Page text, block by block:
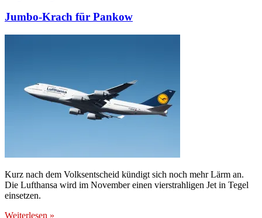
Jumbo-Krach für Pankow
Kurz nach dem Volksentscheid kündigt sich noch mehr Lärm an.
Die Lufthansa wird im November einen vierstrahligen Jet in Tegel
einsetzen.
Weiterlesen »